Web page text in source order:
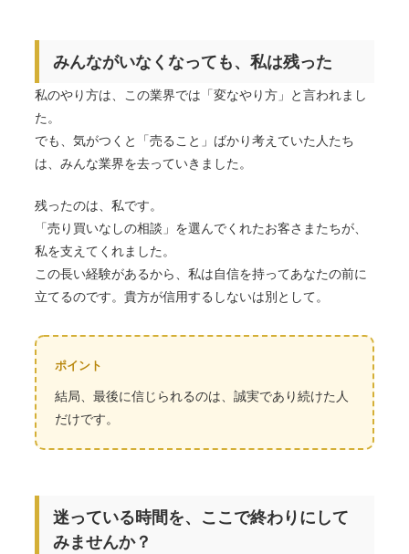
みんながいなくなっても、私は残った
私のやり方は、この業界では「変なやり方」と言われまし
た。
でも、気がつくと「売ること」ばかり考えていた人たち
は、みんな業界を去っていきました。
残ったのは、私です。
「売り買いなしの相談」を選んでくれたお客さまたちが、
私を支えてくれました。
この長い経験があるから、私は自信を持ってあなたの前に
立てるのです。貴方が信用するしないは別として。
結局、最後に信じられるのは、誠実であり続けた人
だけです。
迷っている時間を、ここで終わりにして
みませんか？